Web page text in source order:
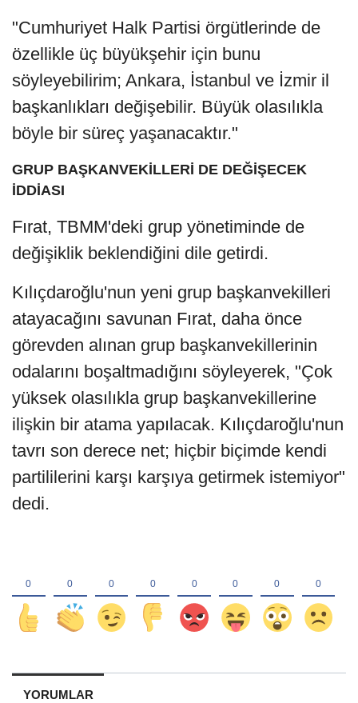
"Cumhuriyet Halk Partisi örgütlerinde de
özellikle üç büyükşehir için bunu
söyleyebilirim; Ankara, İstanbul ve İzmir il
başkanlıkları değişebilir. Büyük olasılıkla
böyle bir süreç yaşanacaktır."
GRUP BAŞKANVEKİLLERİ DE DEĞİŞECEK
İDDİASI
Fırat, TBMM'deki grup yönetiminde de
değişiklik beklendiğini dile getirdi.
Kılıçdaroğlu'nun yeni grup başkanvekilleri
atayacağını savunan Fırat, daha önce
görevden alınan grup başkanvekillerinin
odalarını boşaltmadığını söyleyerek, "Çok
yüksek olasılıkla grup başkanvekillerine
ilişkin bir atama yapılacak. Kılıçdaroğlu'nun
tavrı son derece net; hiçbir biçimde kendi
partililerini karşı karşıya getirmek istemiyor"
dedi.
YORUMLAR